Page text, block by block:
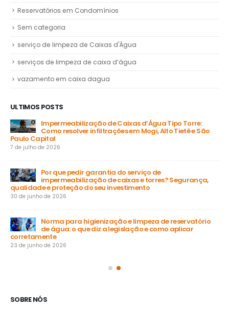
Reservatórios em Condomínios
Sem categoria
serviço de limpeza de Caixas d'Água
serviços de limpeza de caixa d’água
vazamento em caixa dagua
ULTIMOS POSTS
Impermeabilização de Caixas d’Água Tipo Torre:
Como resolver infiltrações em Mogi, Alto Tietê e São
Paulo Capital
7 de julho de 2026
Por que pedir garantia do serviço de
impermeabilização de caixas e torres? Segurança,
qualidade e proteção do seu investimento
30 de junho de 2026
Norma para higienização e limpeza de reservatório
de água: o que diz a legislação e como aplicar
corretamente
23 de junho de 2026
SOBRE NÓS